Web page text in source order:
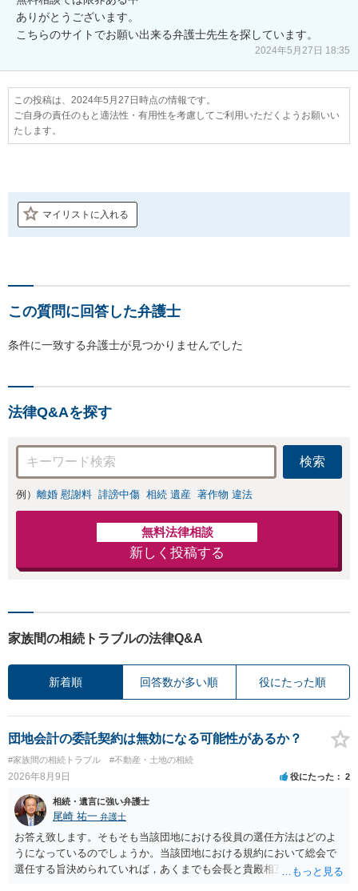
ありがとうございます。
2024年5月27日 18:35
この投稿は、2024年5月27日時点の情報です。
ご自身の責任のもと適法性・有用性を考慮してご利用いただくようお願いい
たします。
マイリストに入れる
この質問に回答した弁護士
条件に一致する弁護士が見つかりませんでした
法律Q&Aを探す
検索
例） 離婚 慰謝料 誹謗中傷 相続 遺産 著作物 違法
無料法律相談
新しく投稿する
家族間の相続トラブルの法律Q&A
新着順 回答数が多い順 役にたった順
団地会計の委託契約は無効になる可能性があるか？
#家族間の相続トラブル #不動産・土地の相続
2026年8月9日 役にたった 2
相続・遺言に強い弁護士
尾崎 祐一 弁護士
お答え致します。そもそも当該団地における役員の選任方法はどのよ
うになっているのでしょうか。当該団地における規約において総会で
選任する旨決められていれば，あくまでも会長と貴殿相互間における